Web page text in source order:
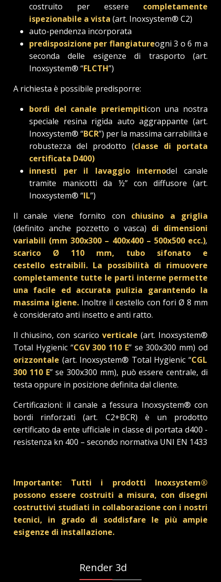
costruito per essere completamente
ispezionabile a vista (art. Inoxsystem® C2)
auto-pendenza incorporata
predisposizione per flangiatureogni 3 o 6 m a
seconda delle esigenze di trasporto (art.
Inoxsystem® “FLCTH”)
A richiesta è possibile predisporre:
bordi del canale preriempiticon una nostra
speciale resina rigida auto aggrappante (art.
Inoxsystem® “BCR”) per la massima carrabilità e
robustezza del prodotto (classe di portata
certificata D400)
innesti per il lavaggio internodel canale
tramite manicotti da ½” con diffusore (art.
Inoxsystem® “IL”)
Il canale viene fornito con chiusino
a griglia
(definito anche pozzetto o vasca) di dimensioni
variabili (mm 300x300 – 400x400 – 500x500 ecc.),
scarico Ø 110 mm,
tubo sifonato e
cestello estraibili. La possibilità di rimuovere
completamente tutte le parti interne permette
una facile ed accurata pulizia garantendo la
massima igiene. Inoltre il cestello con fori Ø 8 mm
è considerato anti insetto e anti ratto.
Il chiusino, con scarico verticale (art. Inoxsystem®
Total Hygienic “CGV 300 110 E” se 300x300 mm) od
orizzontale (art. Inoxsystem® Total Hygienic “CGL
300 110 E” se 300x300 mm), può essere centrale, di
testa oppure in posizione definita dal cliente.
Certificazioni: il canale a fessura Inoxsystem® con
bordi rinforzati (art. C2+BCR) è un prodotto
certificato da ente ufficiale in classe di portata d400 -
resistenza kn 400 – secondo normativa UNI EN 1433
Importante: Tutti i prodotti Inoxsystem®
possono essere costruiti a misura, con disegni
costruttivi studiati in collaborazione con i nostri
tecnici, in grado di soddisfare le più ampie
esigenze di installazione.
Render 3d